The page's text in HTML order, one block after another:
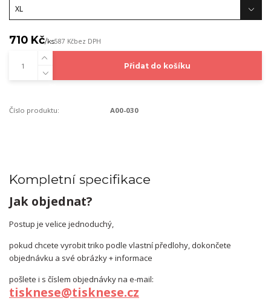
710 Kč/ks587 Kčbez DPH
Přidat do košíku
Číslo produktu: A00-030
Kompletní specifikace
Jak objednat?
Postup je velice jednoduchý,
pokud chcete vyrobit triko podle vlastní předlohy, dokončete
objednávku a své obrázky + informace
pošlete i s číslem objednávky na e-mail:
tisknese@tisknese.cz